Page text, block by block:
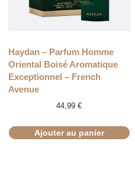
Haydan – Parfum Homme
Oriental Boisé Aromatique
Exceptionnel – French
Avenue
44,99€
Ajouter au panier